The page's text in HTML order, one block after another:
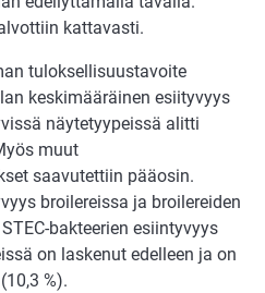
kattavasti.
tuloksellisuustavoite
keskimääräinen esiityvyys
näytetyypeissä alitti
muut
saavutettiin pääosin.
broilereissa ja broilereiden
bakteerien esiintyvyys
on laskenut edelleen ja on
%).